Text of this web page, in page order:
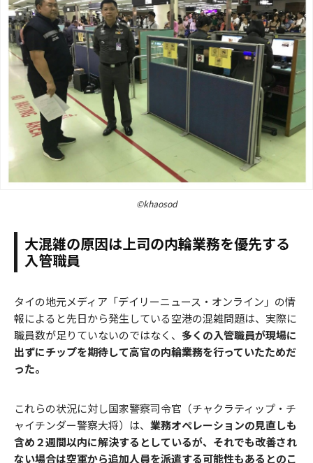
©khaosod
大混雑の原因は上司の内輪業務を優先する
入管職員
タイの地元メディア「デイリーニュース・オンライン」の情
報によると先日から発生している空港の混雑問題は、実際に
職員数が足りていないのではなく、 多くの入管職員が現場に
出ずにチップを期待して高官の内輪業務を行っていたためだ
った。
これらの状況に対し国家警察司令官（チャクラティップ・チ
ャイチンダー警察大将）は、 業務オペレーションの見直しも
含め２週間以内に解決するとしているが、それでも改善され
ない場合は空軍から追加人員を派遣する可能性もあるとのこ